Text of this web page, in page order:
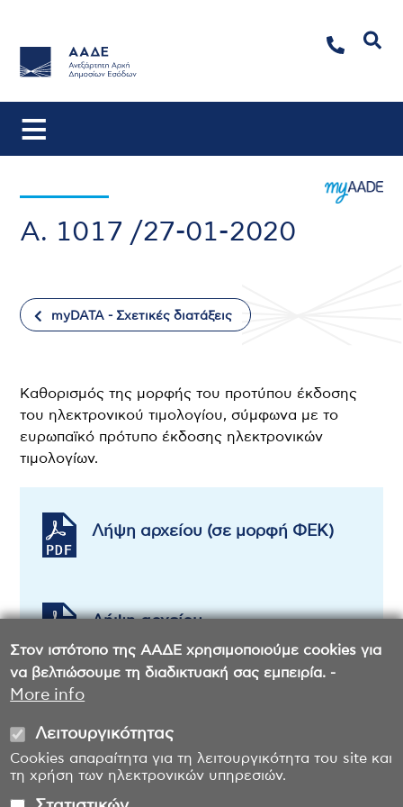
Στον ιστότοπο της ΑΑΔΕ χρησιμοποιούμε cookies για
να βελτιώσουμε τη διαδικτυακή σας εμπειρία. -
More info
Λειτουργικότητας
Cookies απαραίτητα για τη λειτουργικότητα του site και
τη χρήση των ηλεκτρονικών υπηρεσιών.
A. 1017 /27-01-2020
myDATA - Σχετικές διατάξεις
Καθορισμός της μορφής του προτύπου έκδοσης
του ηλεκτρονικού τιμολογίου, σύμφωνα με το
ευρωπαϊκό πρότυπο έκδοσης ηλεκτρονικών
τιμολογίων.
Λήψη αρχείου (σε μορφή ΦΕΚ)
Λήψη αρχείου